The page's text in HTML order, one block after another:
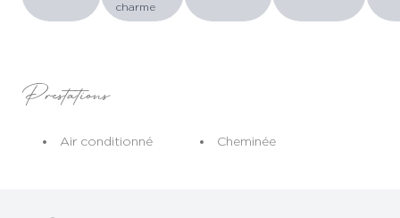
charme
Prestations
Air conditionné Cheminée